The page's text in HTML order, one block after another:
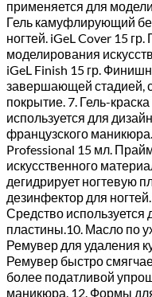
применяется для
Гель камуфлирующий
ногтей. iGeL Cover 15
моделирования
iGeL Finish 15 гр.
завершающей стадией,
покрытие. 7. Гель-
используется для
французского
Professional 15 мл.
искусственного
дегидрирует ногтевую
дезинфектор для
Средство используется
пластины.10. Масло по
Ремувер для удаления
Ремувер быстро
более податливой
маникюра. 12. Формы